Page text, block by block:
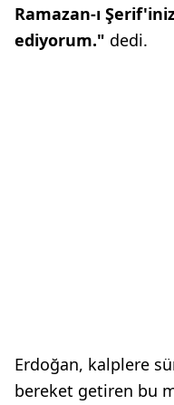
Ramazan-ı
ediyorum." dedi.
Erdoğan, kalplere
bereket getiren bu